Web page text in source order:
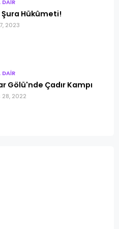
DAİR
Şura Hükûmeti!
2023
DAİR
Gölü'nde Çadır Kampı
2022